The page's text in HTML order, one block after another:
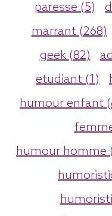
paresse (5)
marrant (268)
geek (82)
etudiant (1)
humour enfant
humour homme